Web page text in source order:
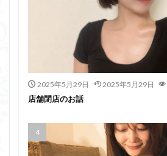
2025年5月29日 2025年5月29日
店舗閉店のお話